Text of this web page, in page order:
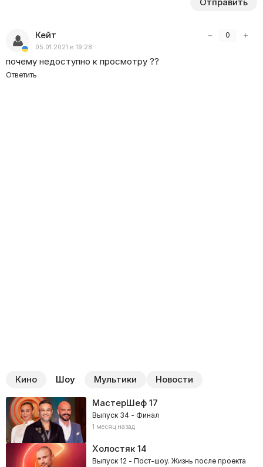
− 0 +
Кейт
05.01.2021 в 19:28
почему недоступно к просмотру ??
Ответить
Кино Шоу Мультики Новости
МастерШеф17
Выпуск 34 - Финал
1 месяц назад
Холостяк14
Выпуск 12 - Пост-шоу. Жизнь после проекта